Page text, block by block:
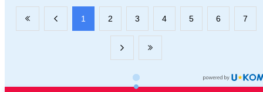
​1 ​2 ​3 ​4 ​5 ​6 ​7